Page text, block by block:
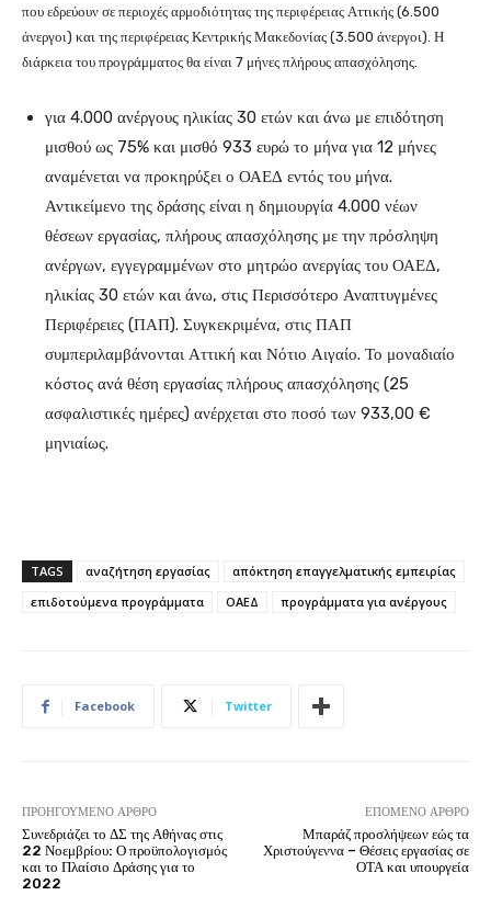
που εδρεύουν σε περιοχές αρμοδιότητας της περιφέρειας Αττικής (6.500
άνεργοι) και της περιφέρειας Κεντρικής Μακεδονίας (3.500 άνεργοι). Η
διάρκεια του προγράμματος θα είναι 7 μήνες πλήρους απασχόλησης.
για 4.000 ανέργους ηλικίας 30 ετών και άνω με επιδότηση
μισθού ως 75% και μισθό 933 ευρώ το μήνα για 12 μήνες
αναμένεται να προκηρύξει ο ΟΑΕΔ εντός του μήνα.
Αντικείμενο της δράσης είναι η δημιουργία 4.000 νέων
θέσεων εργασίας, πλήρους απασχόλησης με την πρόσληψη
ανέργων, εγγεγραμμένων στο μητρώο ανεργίας του ΟΑΕΔ,
ηλικίας 30 ετών και άνω, στις Περισσότερο Αναπτυγμένες
Περιφέρειες (ΠΑΠ). Συγκεκριμένα, στις ΠΑΠ
συμπεριλαμβάνονται Αττική και Νότιο Αιγαίο. Το μοναδιαίο
κόστος ανά θέση εργασίας πλήρους απασχόλησης (25
ασφαλιστικές ημέρες) ανέρχεται στο ποσό των 933,00 €
μηνιαίως.
TAGS αναζήτηση εργασίας
απόκτηση επαγγελματικής εμπειρίας
επιδοτούμενα προγράμματα
ΟΑΕΔ προγράμματα για ανέργους
Facebook Twitter
ΠΡΟΗΓΟΎΜΕΝΟ ΆΡΘΡΟ
Συνεδριάζει το ΔΣ της Αθήνας στις
22 Νοεμβρίου: Ο προϋπολογισμός
και το Πλαίσιο Δράσης για το
2022
ΕΠΌΜΕΝΟ ΆΡΘΡΟ
Μπαράζ προσλήψεων εώς τα
Χριστούγεννα – Θέσεις εργασίας σε
ΟΤΑ και υπουργεία